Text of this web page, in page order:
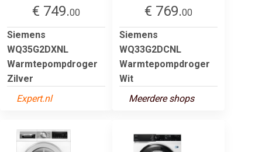
€ 749.00
Siemens
WQ35G2DXNL
Warmtepompdroger
Zilver
Expert.nl
€ 769.00
Siemens
WQ33G2DCNL
Warmtepompdroger
Wit
Meerdere shops